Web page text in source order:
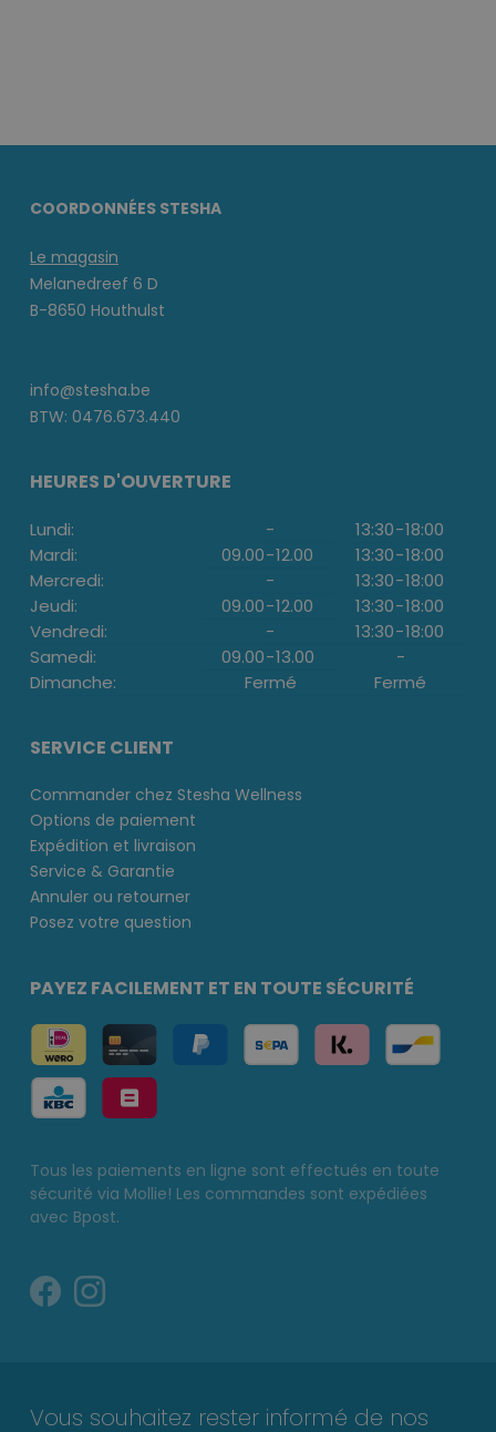
COORDONNÉES STESHA
Le magasin
Melanedreef 6 D
B-8650 Houthulst
info@stesha.be
BTW: 0476.673.440
HEURES D'OUVERTURE
Lundi: - 13:30-18:00
Mardi:
09.00-12.00 13:30-18:00
Mercredi:
- 13:30-18:00
Jeudi:
09.00-12.00 13:30-18:00
Vendredi:
- 13:30-18:00
Samedi:
09.00-13.00
-
Dimanche:
Fermé Fermé
SERVICE CLIENT
Commander chez Stesha Wellness
Options de paiement
Expédition et livraison
Service & Garantie
Annuler ou retourner
Posez votre question
PAYEZ FACILEMENT ET EN TOUTE SÉCURITÉ
Tous les paiements en ligne sont effectués en toute
sécurité via Mollie! Les commandes sont expédiées
avec Bpost.
Vous souhaitez rester informé de nos